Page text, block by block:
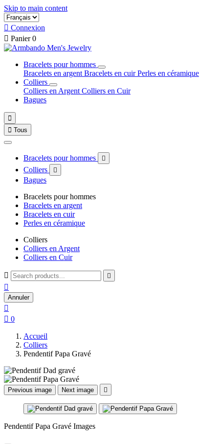
Skip to main content
 Connexion
 Panier 0
Bracelets pour hommes
Bracelets en argent Bracelets en cuirPerles en céramique
Colliers
Colliers en Argent Colliers en Cuir
Bagues

 Tous
Bracelets pour hommes 
Colliers 
Bagues
Bracelets pour hommes
Bracelets en argent
Bracelets en cuir
Perles en céramique
Colliers
Colliers en Argent
Colliers en Cuir
 

Annuler

 0
Accueil
Colliers
Pendentif Papa Gravé
Previous image Next image 
Pendentif Papa Gravé Images